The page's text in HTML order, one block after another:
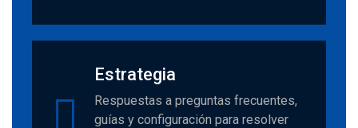
Estrategia
Respuestas a preguntas frecuentes,
guías y configuración para resolver